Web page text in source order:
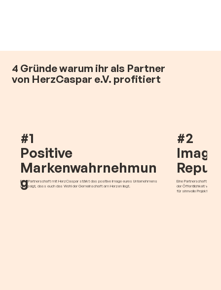
4 Gründe warum ihr als Partner
von HerzCaspar e.V. profitiert
#1
Positive
Markenwahrnehmun
g
Eure Partnerschaft mit HerzCaspar stärkt das positive Image eures Unternehmens
und zeigt, dass euch das Wohl der Gemeinschaft am Herzen liegt.
#2
​Eine Partnerschaft mit
der Öffentlichkeit
für sinnvolle Projekte